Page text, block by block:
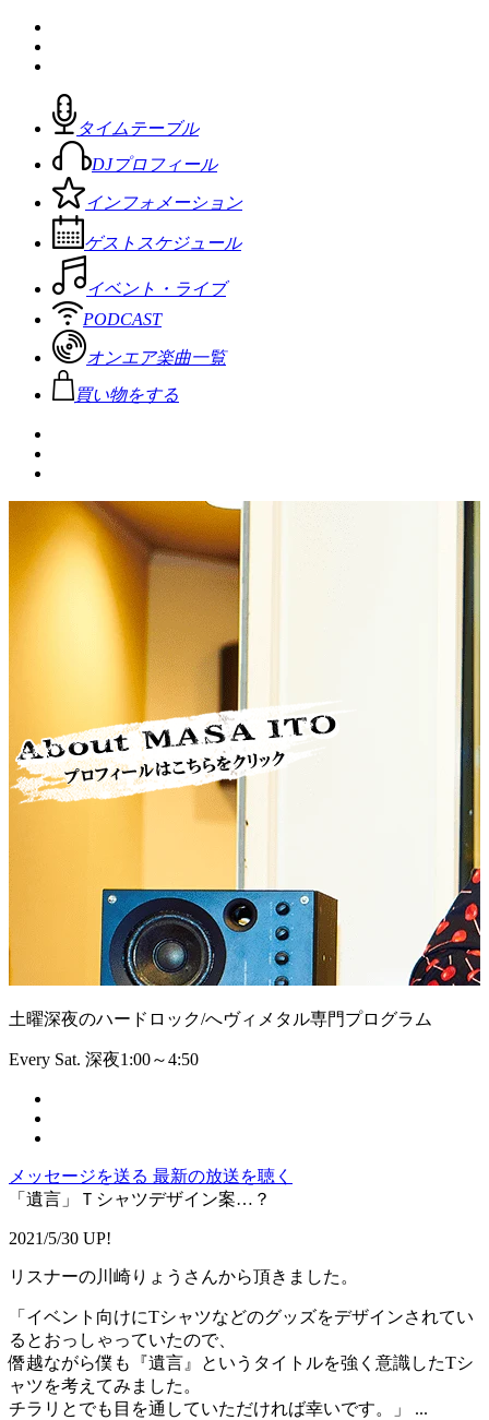
タイムテーブル
DJプロフィール
インフォメーション
ゲストスケジュール
イベント・ライブ
PODCAST
オンエア楽曲一覧
買い物をする
土曜深夜のハードロック/へヴィメタル専門プログラム
Every Sat. 深夜1:00～4:50
メッセージを送る 最新の放送を聴く
「遺言」Ｔシャツデザイン案…？
2021/5/30 UP!
リスナーの川崎りょうさんから頂きました。
「イベント向けにTシャツなどのグッズをデザインされてい
るとおっしゃっていたので、
僭越ながら僕も『遺言』というタイトルを強く意識したTシ
ャツを考えてみました。
チラリとでも目を通していただければ幸いです。」 ...